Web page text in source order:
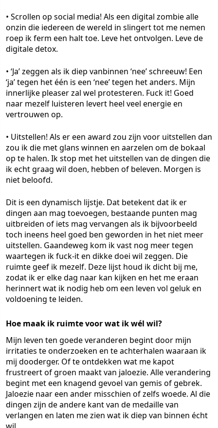
• Scrollen op social media! Als een digital zombie alle
onzin die iedereen de wereld in slingert tot me nemen
roep ik ferm een halt toe. Leve het ontvolgen. Leve de
digitale detox.
• ‘Ja’ zeggen als ik diep vanbinnen ‘nee’ schreeuw! Een
‘ja’ tegen het één is een ‘nee’ tegen het anders. Mijn
innerlijke pleaser zal wel protesteren. Fuck it! Goed
naar mezelf luisteren levert heel veel energie en
vertrouwen op.
• Uitstellen! Als er een award zou zijn voor uitstellen dan
zou ik die met glans winnen en aarzelen om de bokaal
op te halen. Ik stop met het uitstellen van de dingen die
ik echt graag wil doen, hebben of beleven. Morgen is
niet beloofd.
Dit is een dynamisch lijstje. Dat betekent dat ik er
dingen aan mag toevoegen, bestaande punten mag
uitbreiden of iets mag vervangen als ik bijvoorbeeld
toch ineens heel goed ben geworden in het niet meer
uitstellen. Gaandeweg kom ik vast nog meer tegen
waartegen ik fuck-it en dikke doei wil zeggen. Die
ruimte geef ik mezelf. Deze lijst houd ik dicht bij me,
zodat ik er elke dag naar kan kijken en het me eraan
herinnert wat ik nodig heb om een leven vol geluk en
voldoening te leiden.
Hoe maak ik ruimte voor wat ik wél wil?
Mijn leven ten goede veranderen begint door mijn
irritaties te onderzoeken en te achterhalen waaraan ik
mij dooderger. Of te ontdekken wat me kapot
frustreert of groen maakt van jaloezie. Alle verandering
begint met een knagend gevoel van gemis of gebrek.
Jaloezie naar een ander misschien of zelfs woede. Al die
dingen zijn de andere kant van de medaille van
verlangen en laten me zien wat ik diep van binnen écht